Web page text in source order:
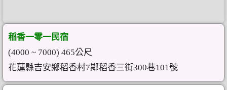
稻香一零一民宿
(4000 ~ 7000) 465公尺
花蓮縣吉安鄉稻香村7鄰稻香三街300巷101號